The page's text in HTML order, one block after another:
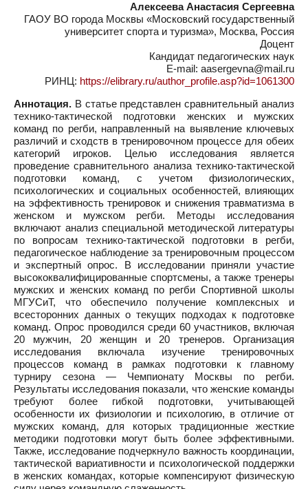
Алексеева Анастасия Сергеевна
ГАОУ ВО города Москвы «Московский государственный
университет спорта и туризма», Москва, Россия
Доцент
Кандидат педагогических наук
E-mail: aasergevna@mail.ru
РИНЦ: https://elibrary.ru/author_profile.asp?id=1061300
Аннотация. В статье представлен сравнительный анализ
технико-тактической подготовки женских и мужских
команд по регби, направленный на выявление ключевых
различий и сходств в тренировочном процессе для обеих
категорий игроков. Целью исследования является
проведение сравнительного анализа технико-тактической
подготовки команд, с учетом физиологических,
психологических и социальных особенностей, влияющих
на эффективность тренировок и снижения травматизма в
женском и мужском регби. Методы исследования
включают анализ специальной методической литературы
по вопросам технико-тактической подготовки в регби,
педагогическое наблюдение за тренировочным процессом
и экспертный опрос. В исследовании приняли участие
высококвалифицированные спортсмены, а также тренеры
мужских и женских команд по регби Спортивной школы
МГУСиТ, что обеспечило получение комплексных и
всесторонних данных о текущих подходах к подготовке
команд. Опрос проводился среди 60 участников, включая
20 мужчин, 20 женщин и 20 тренеров. Организация
исследования включала изучение тренировочных
процессов команд в рамках подготовки к главному
турниру сезона — Чемпионату Москвы по регби.
Результаты исследования показали, что женские команды
требуют более гибкой подготовки, учитывающей
особенности их физиологии и психологию, в отличие от
мужских команд, для которых традиционные жесткие
методики подготовки могут быть более эффективными.
Также, исследование подчеркнуло важность координации,
тактической вариативности и психологической поддержки
в женских командах, которые компенсируют физическую